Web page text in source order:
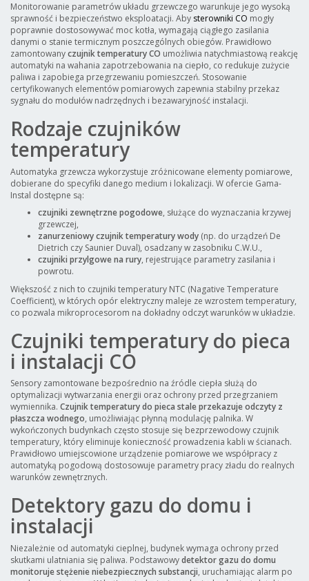
Monitorowanie parametrów układu grzewczego warunkuje jego wysoką
sprawność i bezpieczeństwo eksploatacji. Aby sterowniki CO mogły
poprawnie dostosowywać moc kotła, wymagają ciągłego zasilania
danymi o stanie termicznym poszczególnych obiegów. Prawidłowo
zamontowanyczujnik temperatury CO umożliwia natychmiastową reakcję
automatyki na wahania zapotrzebowania na ciepło, co redukuje zużycie
paliwa i zapobiega przegrzewaniu pomieszczeń. Stosowanie
certyfikowanych elementów pomiarowych zapewnia stabilny przekaz
sygnału do modułów nadrzędnych i bezawaryjność instalacji.
Rodzaje czujników
temperatury
Automatyka grzewcza wykorzystuje zróżnicowane elementy pomiarowe,
dobierane do specyfiki danego medium i lokalizacji. W ofercie Gama-
Instal dostępne są:
czujniki zewnętrzne pogodowe, służące do wyznaczania krzywej
grzewczej,
zanurzeniowy czujnik temperatury wody (np. do urządzeń De
Dietrich czy Saunier Duval), osadzany w zasobniku C.W.U.,
czujniki przylgowe na rury, rejestrujące parametry zasilania i
powrotu.
Większość z nich to czujniki temperatury NTC (Nagative Temperature
Coefficient), w których opór elektryczny maleje ze wzrostem temperatury,
co pozwala mikroprocesorom na dokładny odczyt warunków w układzie.
Czujniki temperatury do pieca
i instalacji CO
Sensory zamontowane bezpośrednio na źródle ciepła służą do
optymalizacji wytwarzania energii oraz ochrony przed przegrzaniem
wymiennika. Czujnik temperatury do pieca stale przekazuje odczyty z
płaszcza wodnego, umożliwiając płynną modulację palnika. W
wykończonych budynkach często stosuje się bezprzewodowy czujnik
temperatury, który eliminuje konieczność prowadzenia kabli w ścianach.
Prawidłowo umiejscowione urządzenie pomiarowe we współpracy z
automatyką pogodową dostosowuje parametry pracy zładu do realnych
warunków zewnętrznych.
Detektory gazu do domu i
instalacji
Niezależnie od automatyki cieplnej, budynek wymaga ochrony przed
skutkami ulatniania się paliwa. Podstawowydetektor gazu do domu
monitoruje stężenie niebezpiecznych substancji, uruchamiając alarm po